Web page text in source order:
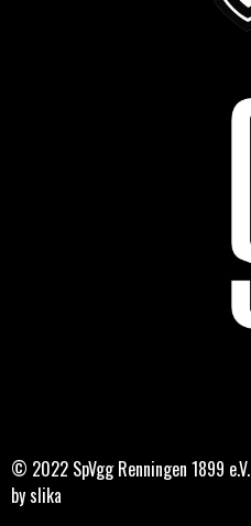
© 2022 SpVgg Renningen 1899
by slika